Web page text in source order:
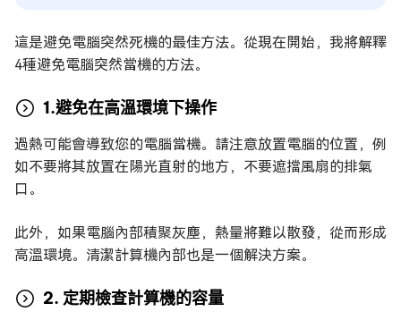
這是避免電腦突然死機的最佳方法。從現在開始，我將解釋
4種避免電腦突然當機的方法。
1.避免在高溫環境下操作
過熱可能會導致您的電腦當機。請注意放置電腦的位置，例
如不要將其放置在陽光直射的地方，不要遮擋風扇的排氣
口。
此外，如果電腦內部積聚灰塵，熱量將難以散發，從而形成
高溫環境。清潔計算機內部也是一個解決方案。
2. 定期檢查計算機的容量